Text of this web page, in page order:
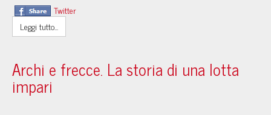
Twitter
Leggi tutto...
Archi e frecce. La storia di una lotta
impari